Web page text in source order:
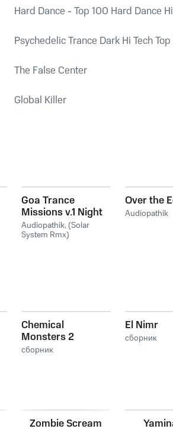
Hard Dance - Top 100 Hard Dance
Psychedelic Trance Dark Hi Tech
The False Center
Global Killer
Goa Trance
Missions v.1 Night
by Goa Doc
Audiopathik,(Solar
System Rmx)
Over the
Audiopathik
Chemical
Monsters 2
сборник
El Nimr
сборник
Zombie Scream